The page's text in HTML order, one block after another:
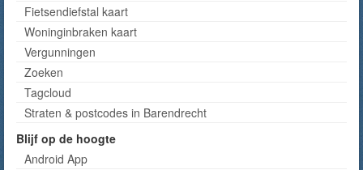
Fietsendiefstal kaart
Woninginbraken kaart
Vergunningen
Zoeken
Tagcloud
Straten & postcodes in Barendrecht
Blijf op de hoogte
Android App